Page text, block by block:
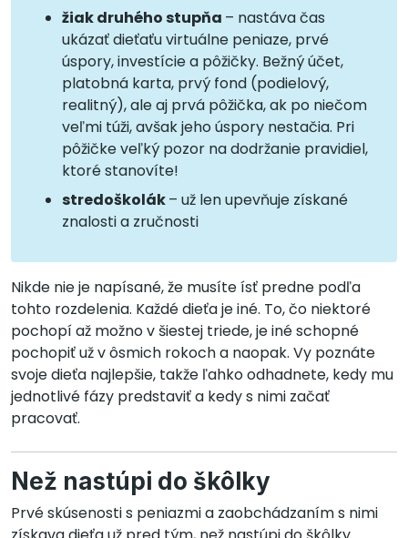
žiak druhého stupňa – nastáva čas
ukázať dieťaťu virtuálne peniaze, prvé
úspory, investície a pôžičky. Bežný účet,
platobná karta, prvý fond (podielový,
realitný), ale aj prvá pôžička, ak po niečom
veľmi túži, avšak jeho úspory nestačia. Pri
pôžičke veľký pozor na dodržanie pravidiel,
ktoré stanovíte!
stredoškolák– už len upevňuje získané
znalosti a zručnosti
Nikde nie je napísané, že musíte ísť predne podľa
tohto rozdelenia. Každé dieťa je iné. To, čo niektoré
pochopí až možno v šiestej triede, je iné schopné
pochopiť už v ôsmich rokoch a naopak. Vy poznáte
svoje dieťa najlepšie, takže ľahko odhadnete, kedy mu
jednotlivé fázy predstaviť a kedy s nimi začať
pracovať.
Než nastúpi do škôlky
Prvé skúsenosti s peniazmi a zaobchádzaním s nimi